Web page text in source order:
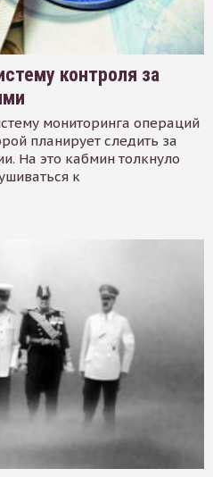
контроля за
мониторинга операций
планирует следить за
На это кабмин толкнуло
к